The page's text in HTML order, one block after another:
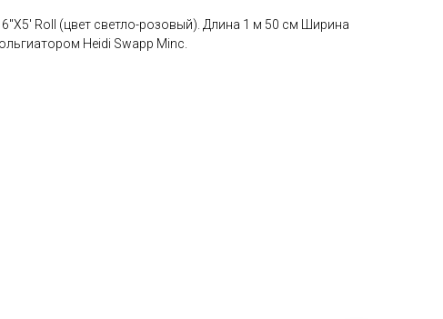
Roll (цвет светло-розовый). Длина 1 м 50 см Ширина
Heidi Swapp Minc.